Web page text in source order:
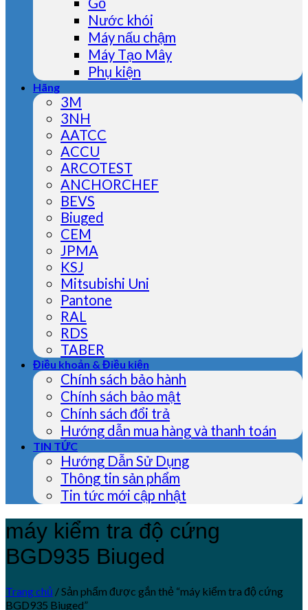
Nước khói
Máy nấu chậm
Máy Tạo Mây
Phụ kiện
Hãng
3M
3NH
AATCC
ACCU
ARCOTEST
ANCHORCHEF
BEVS
Biuged
CEM
JPMA
KSJ
Mitsubishi Uni
Pantone
RAL
RDS
TABER
Điều khoản & Điều kiện
Chính sách bảo hành
Chính sách bảo mật
Chính sách đổi trả
Hướng dẫn mua hàng và thanh toán
TIN TỨC
Hướng Dẫn Sử Dụng
Thông tin sản phẩm
Tin tức mới cập nhật
máy kiểm tra độ cứng
BGD935 Biuged
Trang chủ /Sản phẩm được gắn thẻ “máy kiểm tra độ cứng
BGD935 Biuged”